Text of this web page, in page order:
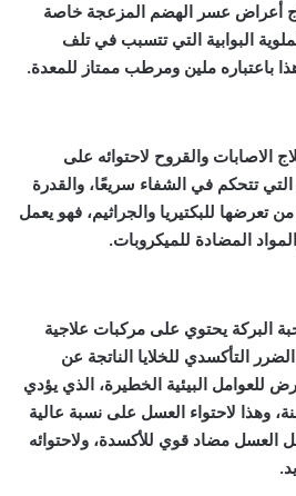
أعراض عسر الهضم المزعجة خاصة
البوابية التي تتسبب في تلف
باعتباره ملين ومرطب ممتاز للمعدة.
الاصابات والقروح لاحتوائه على
تتحكم في الشفاء سريعًا، والقدرة
تعرضها للبكتيريا والجراثيم، فهو يعمل
المضادة للميكروبات.
البركة يحتوي على مركبات علاجية
التأكسدي للخلايا الناتجة عن
للعوامل البيئية الخطيرة، الذي يؤدي
وهذا لاحتواء العسل على نسبة عالية
مضاد قوي للأكسدة، ولاحتوائه